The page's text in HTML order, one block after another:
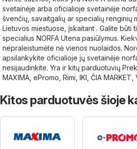
svetainėje arba oficialioje svetainėje
švenčių, savaitgalių ar specialių renginių
Lietuvos miestuose, įskaitant . Galite būti
specialius NORFA Utena pasiūlymus.
nepraleistumėte nė vienos nuolaidos.
apsilankykite oficialioje jų svetainėje
nesijaudinkite. Yra ir kitų parduotuvių
MAXIMA ePromo Rimi IKI ČIA MARKET
Kitos parduotuvės šioje